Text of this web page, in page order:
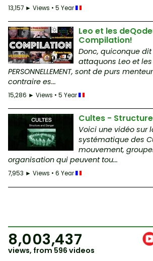
13,157 ► Views • 5 Year
Leo et les
Compilation!
Donc, quiconque dit
attaquons Leo et
PERSONNELLEMENT, sont de purs
contraire es...
15,286 ► Views • 5 Year
Cultes -
Voici une vidéo sur
systématique des
mouvement,
organisation qui peuvent tou...
7,953 ► Views • 6 Year
8,003,437
views, from 596 videos